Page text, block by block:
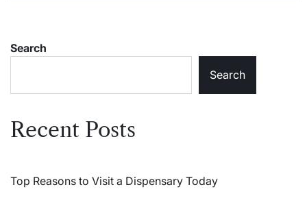
Search
Search
Recent Posts
Top Reasons to Visit a Dispensary Today